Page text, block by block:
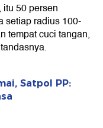
50 persen
setiap radius 100-
tempat cuci tangan,
Satpol PP: